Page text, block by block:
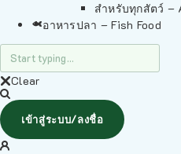
สำหรับทุกสัตว์ –
อาหารปลา – Fish Food
Clear
เข้าสู่ระบบ/ลงชื่อ